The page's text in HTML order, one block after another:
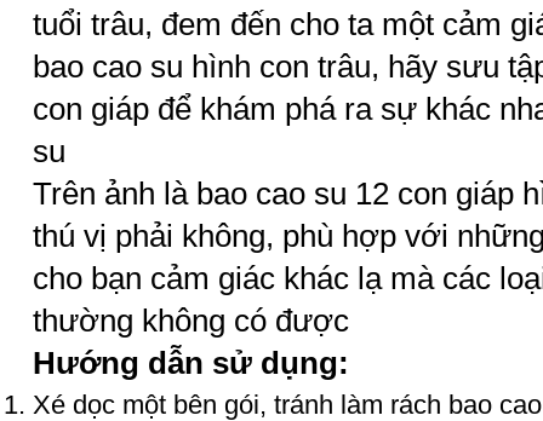
tuổi trâu, đem đến cho ta một cảm
bao cao su hình con trâu, hãy sưu
con giáp để khám phá ra sự khác
su
Trên ảnh là bao cao su 12 con giáp
thú vị phải không, phù hợp với
cho bạn cảm giác khác lạ mà các
thường không có được
Hướng dẫn sử dụng:
Xé dọc một bên gói, tránh làm rách bao